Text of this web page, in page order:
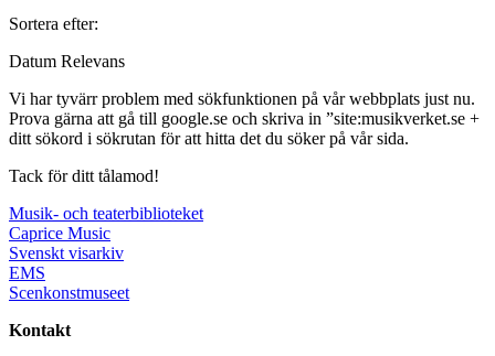
Sortera efter:
Datum Relevans
Vi har tyvärr problem med sökfunktionen på vår webbplats just nu.
Prova gärna att gå till google.se och skriva in ”site:musikverket.se +
ditt sökord i sökrutan för att hitta det du söker på vår sida.
Tack för ditt tålamod!
Musik- och teaterbiblioteket
Caprice Music
Svenskt visarkiv
EMS
Scenkonstmuseet
Kontakt